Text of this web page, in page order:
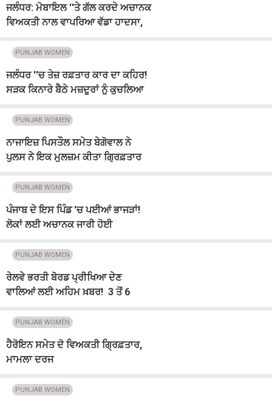
ਜਲੰਧਰ: ਮੋਬਾਇਲ ''ਤੇ ਗੱਲ ਕਰਦੇ ਅਚਾਨਕ
ਵਿਅਕਤੀ ਨਾਲ ਵਾਪਰਿਆ ਵੱਡਾ ਹਾਦਸਾ,
PUNJAB WOMEN
ਜਲੰਧਰ ''ਚ ਤੇਜ਼ ਰਫ਼ਤਾਰ ਕਾਰ ਦਾ ਕਹਿਰ!
ਸੜਕ ਕਿਨਾਰੇ ਬੈਠੇ ਮਜ਼ਦੂਰਾਂ ਨੂੰ ਕੁਚਲਿਆ
PUNJAB WOMEN
ਨਾਜਾਇਜ਼ ਪਿਸਤੌਲ ਸਮੇਤ ਬੇਗੋਵਾਲ ਨੇ
ਪੁਲਸ ਨੇ ਇਕ ਮੁਲਜ਼ਮ ਕੀਤਾ ਗ੍ਰਿਫ਼ਤਾਰ
PUNJAB WOMEN
ਪੰਜਾਬ ਦੇ ਇਸ ਪਿੰਡ 'ਚ ਪਈਆਂ ਭਾਜੜਾਂ!
ਲੋਕਾਂ ਲਈ ਅਚਾਨਕ ਜਾਰੀ ਹੋਈ
PUNJAB WOMEN
ਰੇਲਵੇ ਭਰਤੀ ਬੋਰਡ ਪ੍ਰੀਖਿਆ ਦੇਣ
ਵਾਲਿਆਂ ਲਈ ਅਹਿਮ ਖ਼ਬਰ! 3 ਤੋਂ 6
PUNJAB WOMEN
ਹੈਰੋਇਨ ਸਮੇਤ ਦੋ ਵਿਅਕਤੀ ਗ੍ਰਿਫ਼ਤਾਰ,
ਮਾਮਲਾ ਦਰਜ
PUNJAB WOMEN